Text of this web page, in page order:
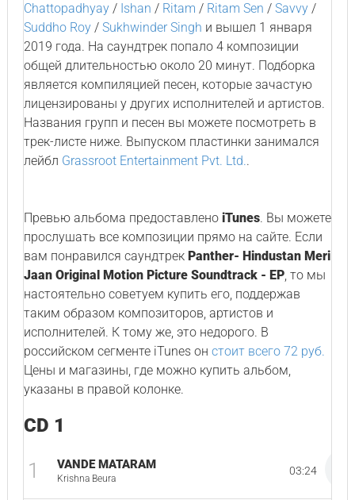
Chattopadhyay/ Ishan / Ritam / Ritam Sen / Savvy/
Suddho Roy/ Sukhwinder Singh и вышел 1 января
2019 года. На саундтрек попало 4 композиции
общей длительностью около 20 минут. Подборка
является компиляцией песен, которые зачастую
лицензированы у других исполнителей и артистов.
Названия групп и песен вы можете посмотреть в
трек-листе ниже. Выпуском пластинки занимался
лейбл Grassroot Entertainment Pvt. Ltd..
Превью альбома предоставлено iTunes. Вы можете
прослушать все композиции прямо на сайте. Если
вам понравился саундтрек Panther- Hindustan Meri
Jaan Original Motion Picture Soundtrack - EP, то мы
настоятельно советуем купить его, поддержав
таким образом композиторов, артистов и
исполнителей. К тому же, это недорого. В
российском сегменте iTunes он стоит всего 72 руб.
Цены и магазины, где можно купить альбом,
указаны в правой колонке.
CD 1
1 VANDE MATARAM
Krishna Beura
03:24